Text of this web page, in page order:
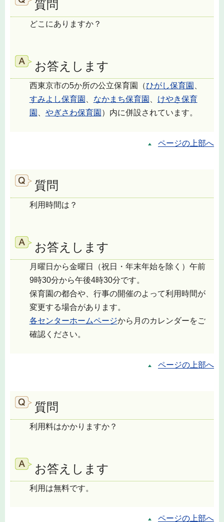
質問
どこにありますか？
お答えします
西東京市の5か所の公立保育園（ひがし保育園
すみよし保育園
なかまち保育園
けやき保育
園
やぎさわ保育園 ）内に併設されています。
ページの上部へ
質問
利用時間は？
お答えします
月曜日から金曜日（祝日・年末年始を除く）午前
9時30分から午後4時30分です。
保育園の都合や、行事の開催のよって利用時間が
変更する場合があります。
各センターホームページから月のカレンダーをご
確認ください。
ページの上部へ
質問
利用料はかかりますか？
お答えします
利用は無料です。
ページの上部へ